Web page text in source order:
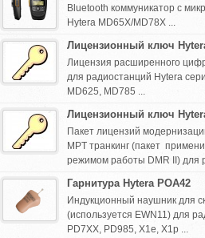
Bluetooth коммуникатор с
Hytera MD65X/MD78X ...
Лицензионный ключ
Лицензия расширенного
для радиостанций Hytera
MD625, MD785 ...
Лицензионный ключ
Пакет лицензий
MPT транкинг (пакет
режимом работы DMR II) для
Гарнитура Hytera POA42
Индукционный наушник для
(используется EWN11) для
PD7XX, PD985, X1e, X1p ...